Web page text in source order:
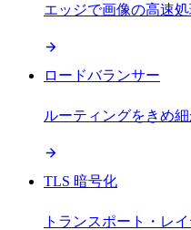
エッジで画像の高速
ロードバランサー
ルーティングをきめ
TLS 暗号化
トランスポート・レ